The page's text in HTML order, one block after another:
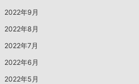
2022年9月
2022年8月
2022年7月
2022年6月
2022年5月